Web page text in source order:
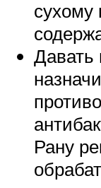
сухому
Давать
Рану